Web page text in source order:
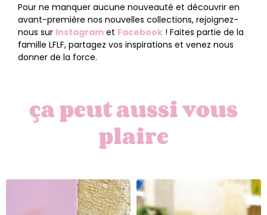
Pour ne manquer aucune nouveauté et découvrir en
avant-première nos nouvelles collections, rejoignez-
nous sur Instagram et Facebook ! Faites partie de la
famille LFLF, partagez vos inspirations et venez nous
donner de la force.
ça peut aussi vous
plaire